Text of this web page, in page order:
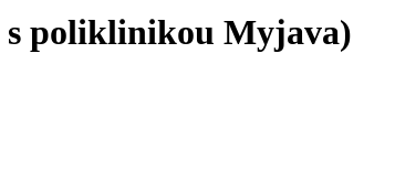
s poliklinikou Myjava)